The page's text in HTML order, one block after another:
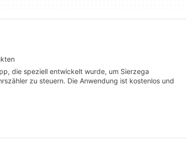
die speziell entwickelt wurde, um Sierzega
zu steuern. Die Anwendung ist kostenlos und